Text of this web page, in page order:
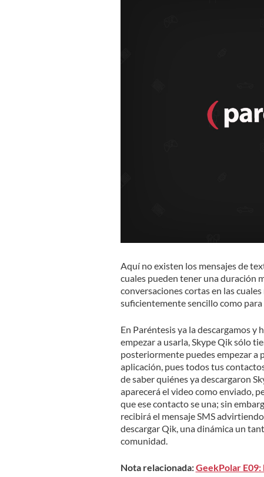
Aquí no existen los mensajes de
cuales pueden tener una duración
conversaciones cortas en las
suficientemente sencillo como
En Paréntesis ya la descargamos
empezar a usarla, Skype Qik sólo
posteriormente puedes empezar a
aplicación, pues todos tus
de saber quiénes ya descargaron
aparecerá el video como enviado,
que ese contacto se una; sin
recibirá el mensaje SMS
descargar Qik, una dinámica un
comunidad.
Nota relacionada:GeekPolar E09: